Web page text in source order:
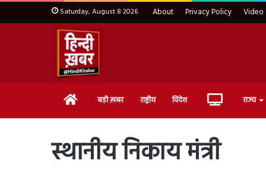
Saturday, August 8 2026 About Privacy Policy Video
Home बड़ी ख़बर राष्ट्रीय विदेश Live राज्य
स्थानीय निकाय मंत्री